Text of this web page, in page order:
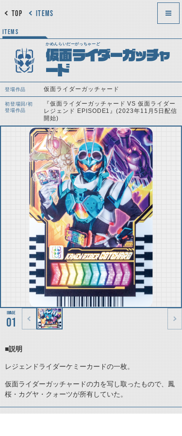
ITEMS
TOP
ITEMS
かめんらいだーがっちゃーど
仮面ライダーガッチャ
ード
登場作品 仮面ライダーガッチャード
初登場回/初
登場作品
『仮面ライダーガッチャード VS 仮面ライダー
レジェンド EPISODE1』(2023年11月5日配信
開始)
01
■説明
レジェンドライダーケミーカードの一枚。
仮面ライダーガッチャードの力を写し取ったもので、鳳
桜・カグヤ・クォーツが所有していた。